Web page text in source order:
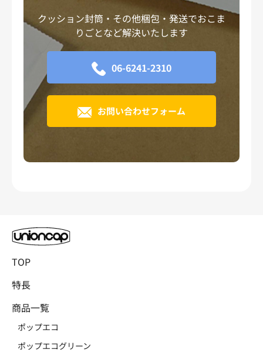
クッション封筒・その他梱包・発送でおこま
りごとなど解決いたします
06-6241-2310
お問い合わせフォーム
TOP
特長
商品一覧
ポップエコ
ポップエコグリーン